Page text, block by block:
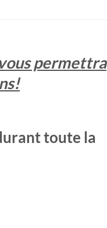
permettra
toute la